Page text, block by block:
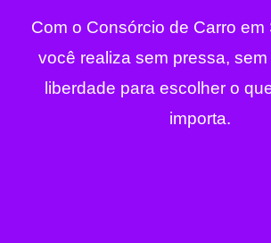
Com o Consórcio de Carro em
você realiza sem pressa,
liberdade para escolher o
importa.